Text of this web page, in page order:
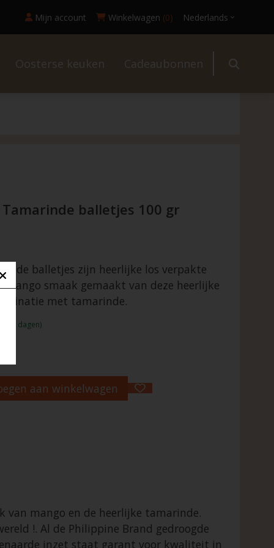
Mijn account Winkelwagen (0) Nederlands
Oosterse keuken Cadeaubonnen
balletjes 100 gr
balletjes zijn heerlijke los verpakte
mango smaak gemaakt van deze heerlijke
met tamarinde.
- 2 dagen)
aan winkelwagen
van mango en de heerlijke tamarinde.
!. Al de Philippine Brand gedroogde
inzet staat garant voor kwaliteit in